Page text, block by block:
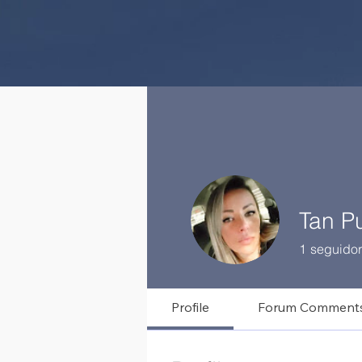
Tan
1 seguidor
Profile Forum